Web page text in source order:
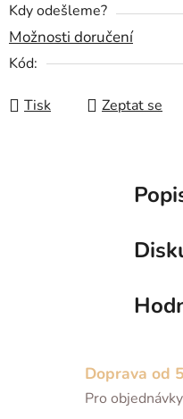
Kdy odešleme?
Možnosti doručení
Kód:
Tisk Zeptat se
Doprava od
Pro